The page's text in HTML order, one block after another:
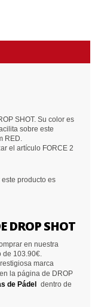
SHOT. Su color es
sobre este
RED.
el artículo FORCE 2
producto es
DROP SHOT
en nuestra
de 103.90€.
marca
la página de DROP
de Pádel
dentro de